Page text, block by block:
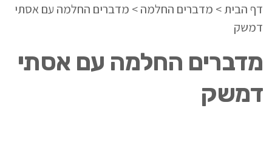
דף הבית> מדברים החלמה> מדברים החלמה עם אסתי
דמשק
מדברים החלמה עם אסתי
דמשק